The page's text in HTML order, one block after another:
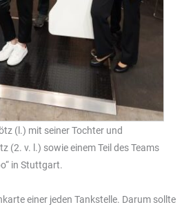
(l.) mit seiner Tochter und
(2. v. l.) sowie einem Teil des Teams
in Stuttgart.
einer jeden Tankstelle. Darum sollte